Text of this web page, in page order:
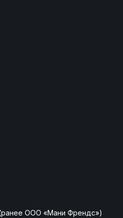
ООО «Мани Френдс»)